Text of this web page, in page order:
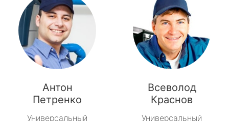
Антон
Петренко
Универсальный
Всеволод
Краснов
Универсальный